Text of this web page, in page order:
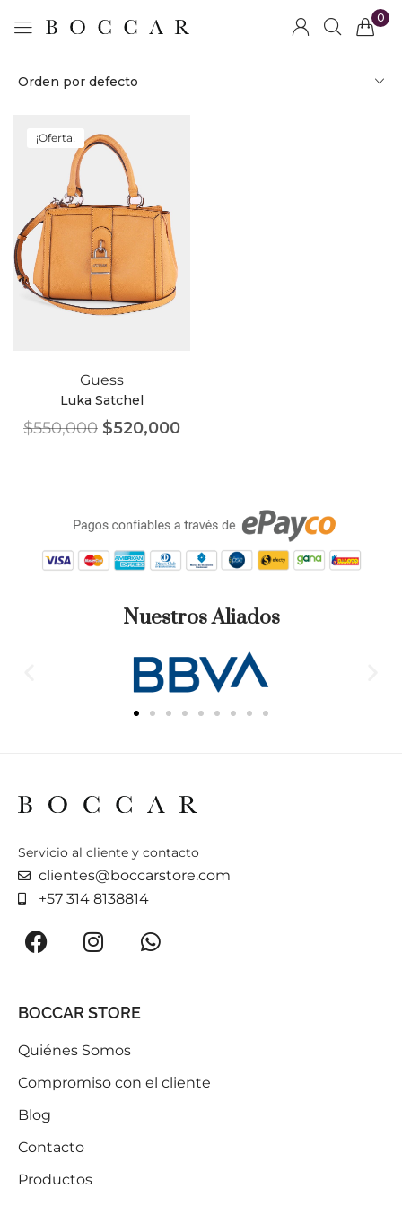
0
Orden por defecto
¡Oferta!
Guess
Luka Satchel
$550,000 $520,000
Nuestros Aliados
Servicio al cliente y contacto
clientes@boccarstore.com
+57 314 8138814
BOCCAR STORE
Quiénes Somos
Compromiso con el cliente
Blog
Contacto
Productos